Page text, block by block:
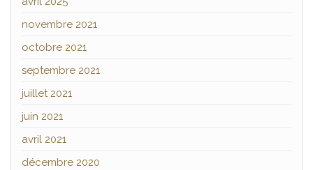
novembre 2021
octobre 2021
septembre 2021
juillet 2021
juin 2021
avril 2021
décembre 2020